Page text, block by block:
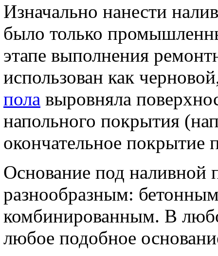
Изначально нанести
было только
этапе выполнения
использован как
пола выровняла
напольного покрытия
окончательное покрытие
Основание под
разнообразным:
комбинированным. В
любое подобное